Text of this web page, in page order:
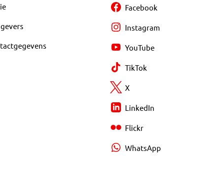
Facebook
Instagram
YouTube
TikTok
X
LinkedIn
Flickr
WhatsApp